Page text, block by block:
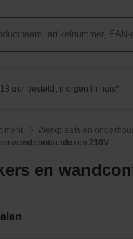
uur besteld, morgen in huis*
Werkplaats en
wandcontactdozen 230V
en